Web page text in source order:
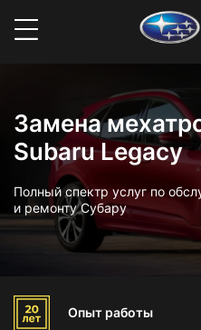
Замена
Subaru Legacy
Полный спектр услуг по
и ремонту Субару
Опыт работы